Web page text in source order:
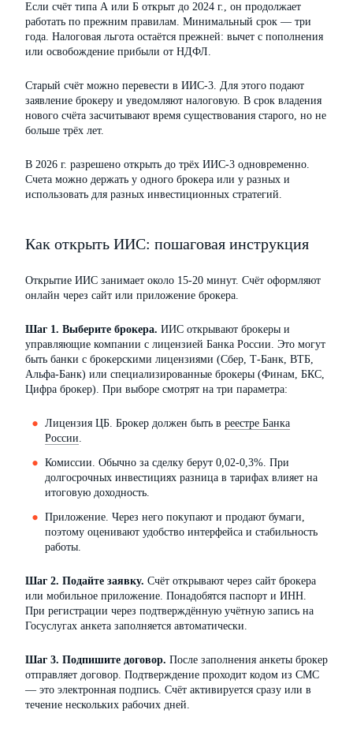
Если счёт типа А или Б открыт до 2024 г., он продолжает
работать по прежним правилам. Минимальный срок — три
года. Налоговая льгота остаётся прежней: вычет с пополнения
или освобождение прибыли от НДФЛ.
Старый счёт можно перевести в ИИС-3. Для этого подают
заявление брокеру и уведомляют налоговую. В срок владения
нового счёта засчитывают время существования старого, но не
больше трёх лет.
В 2026 г. разрешено открыть до трёх ИИС-3 одновременно.
Счета можно держать у одного брокера или у разных и
использовать для разных инвестиционных стратегий.
Как открыть ИИС: пошаговая инструкция
Открытие ИИС занимает около 15-20 минут. Счёт оформляют
онлайн через сайт или приложение брокера.
Шаг 1. Выберите брокера. ИИС открывают брокеры и
управляющие компании с лицензией Банка России. Это могут
быть банки с брокерскими лицензиями (Сбер, Т-Банк, ВТБ,
Альфа-Банк) или специализированные брокеры (Финам, БКС,
Цифра брокер). При выборе смотрят на три параметра:
Лицензия ЦБ. Брокер должен быть в реестре Банка
России.
Комиссии. Обычно за сделку берут 0,02-0,3%. При
долгосрочных инвестициях разница в тарифах влияет на
итоговую доходность.
Приложение. Через него покупают и продают бумаги,
поэтому оценивают удобство интерфейса и стабильность
работы.
Шаг 2. Подайте заявку. Счёт открывают через сайт брокера
или мобильное приложение. Понадобятся паспорт и ИНН.
При регистрации через подтверждённую учётную запись на
Госуслугах анкета заполняется автоматически.
Шаг 3. Подпишите договор. После заполнения анкеты брокер
отправляет договор. Подтверждение проходит кодом из СМС
— это электронная подпись. Счёт активируется сразу или в
течение нескольких рабочих дней.